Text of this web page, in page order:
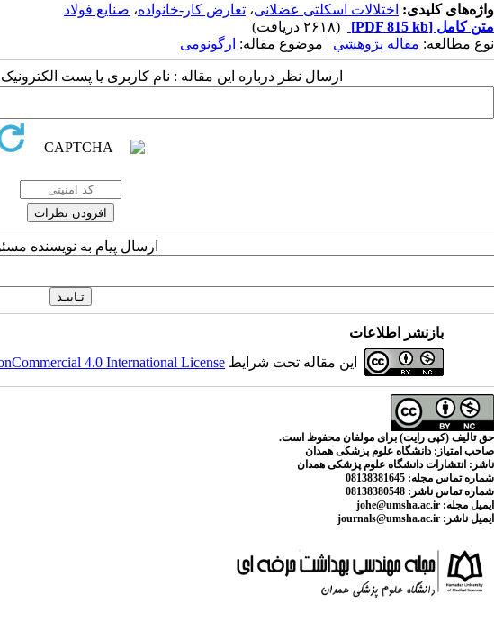
واژه‌های کلیدی: اختلالات اسکلتی عضلانی، تعارض کار-خانواده، صنایع فولاد
متن کامل [PDF 815 kb]
(۲۶۱۸ دریافت)
نوع مطالعه: مقاله پژوهشي | موضوع مقاله: ارگونومی
ارسال نظر درباره این مقاله : نام کاربری یا پست
ارسال پیام به نویسنده
بازنشر اطلاعات
این مقاله تحت شرایط 4.0 International License
حق تالیف (کپی رایت) برای مولفان محفوظ است.
صاحب امتیاز: دانشگاه علوم پزشکی همدان
ناشر: انتشارات دانشگاه علوم پزشکی همدان
شماره تماس مجله: 08138381645
شماره تماس ناشر:
ایمیل مجله:
ایمیل ناشر: